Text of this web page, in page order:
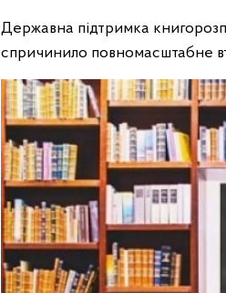
Державна підтримка
спричинило повномасштабне